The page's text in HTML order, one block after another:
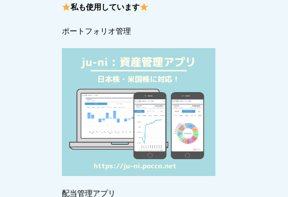
私も使用しています
ポートフォリオ管理
配当管理アプリ